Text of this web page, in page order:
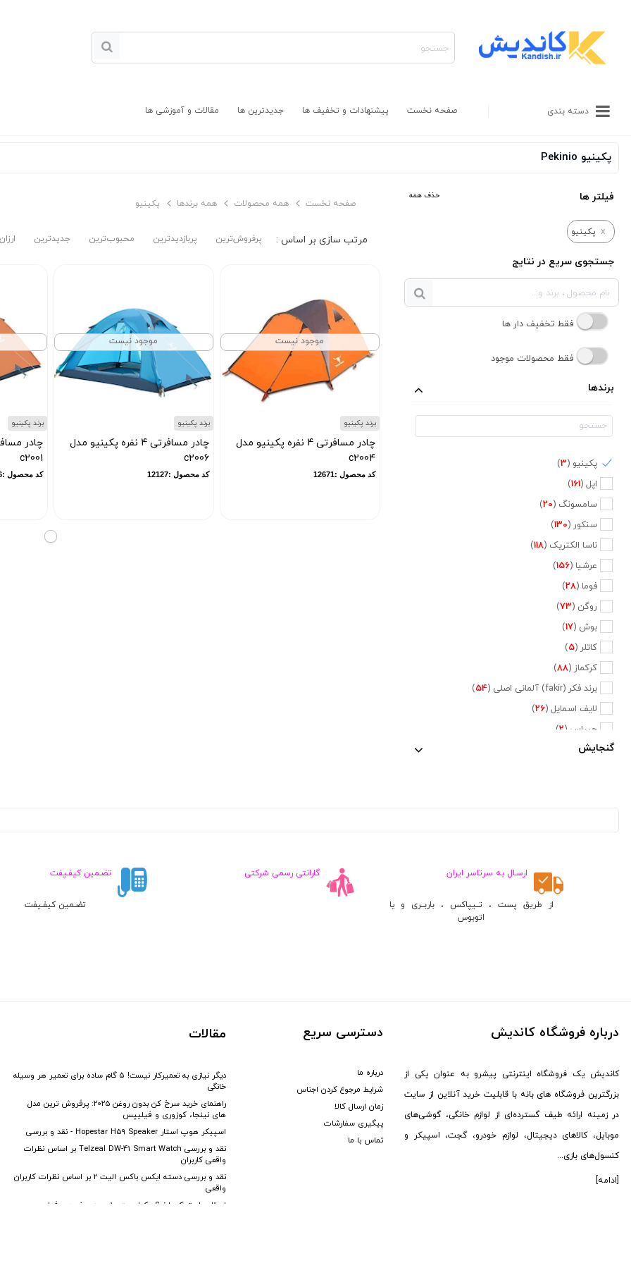
دسته بندی صفحه نخست پیشنهادات و تخفیف ها جدیدترین ها مقالات و آموزشی ها
پکینیو Pekinio
فیلتر ها حذف همه
x پکینیو
جستجوی سریع در نتایج
برندها
پکینیو (3
)
اپل (161
)
سامسونگ (20
)
سنکور (130
)
ناسا الکتریک (118
)
عرشیا (156
)
فوما (28
)
روگن (73
)
بوش (17
)
کاتلر (5
)
کرکماز (88
)
برند فکر (fakir) آلمانی اصلی (
54
)
لایف اسمایل (26
)
جیپاس (2
)
دلمونتی (
جی وی سی (2
)
5
)
دوکسین (1
)
کالوس (12
)
برگو (8
)
GTMedia (6)
هوپ استار (95
)
کاتلر (1
)
سونی (
گنجایش
صفحه نخست همه محصولات همه برندها پکینیو
پرفروش‌ترین‌ پربازدیدترین محبوب‌ترین جدیدترین
موجود نیست
برند پکینیو
چادر مسافرتی 4 نفره پکینیو مدل
c2004
کد محصول :12671
موجود نیست
برند پکینیو
چادر مسافرتی 4 نفره پکینیو مدل
c2006
کد محصول :12127
برند پکینیو
c2001
کد محصول :12126
ارسـال به سرتاسر ایران
از طریق پست ، تــیپاکس ، باربــری و یا
اتوبوس
گارانتی رسمی شرکتی تضـمین کیفـیفت
تضـمین کیفـیفت
درباره فروشگاه کاندیش
کاندیش یک فروشگاه اینترنتی پیشرو به عنوان یکی از
بزرگترین فروشگاه های بانه با قابلیت خرید آنلاین از سایت
در زمینه ارائه طیف گسترده‌ای از لوازم خانگی، گوشی‌های
موبایل، کالاهای دیجیتال، لوازم خودرو، گجت، اسپیکر و
کنسول‌های بازی...
[ادامه]
دسترسی سریع
درباره ما
شرایط مرجوع کردن اجناس
زمان ارسال کالا
پیگیری سفارشات
تماس با ما
مقالات
دیگر نیازی به تعمیرکار نیست! ۵ گام ساده برای تعمیر هر وسیله
خانگی
راهنمای خرید سرخ کن بدون روغن 2025: پرفروش ترین مدل
های نینجا، کوزوری و فیلیپس
اسپیکر هوپ استار Hopestar H59 Speaker - نقد و بررسی
نقد و بررسی Telzeal DW-41 Smart Watch بر اساس نظرات
واقعی کاربران
نقد و بررسی دسته ایکس باکس الیت 2 بر اساس نظرات کاربران
واقعی
لپ‌تاپ استوک یا نو؟ چک‌لیست ۱۰ موردی خرید حرفه‌ای